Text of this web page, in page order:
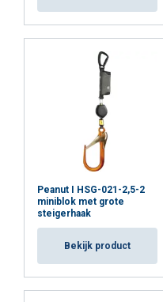
Peanut I HSG-021-2,5-2
miniblok met grote
steigerhaak
Bekijk product